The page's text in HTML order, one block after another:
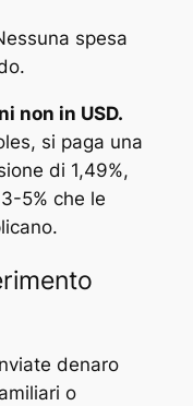
spesa
non in USD.
si paga una
di 1,49%,
5% che le
denaro
o